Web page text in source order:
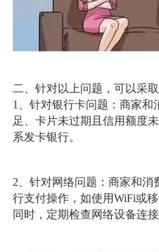
二、针对以上问题，可以采
1、针对银行卡问题：商家
足、卡片未过期且信用额度
系发卡银行。
2、针对网络问题：商家和
行支付操作，如使用WiFi或
同时，定期检查网络设备连接